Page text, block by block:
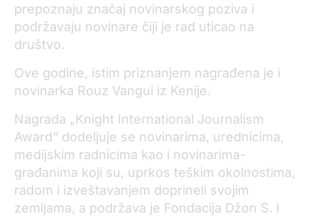
prepoznaju značaj novinarskog poziva i
podržavaju novinare čiji je rad uticao na
društvo.
Ove godine, istim priznanjem nagrađena je i
novinarka Rouz Vangui iz Kenije.
Nagrada „Knight International Journalism
Award“ dodeljuje se novinarima, urednicima,
medijskim radnicima kao i novinarima-
građanima koji su, uprkos teškim okolnostima,
radom i izveštavanjem doprineli svojim
zemljama, a podržava je Fondacija Džon S. I